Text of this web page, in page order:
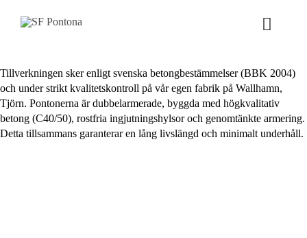
Toggle
VÅRT ERBJUDANDE
PRODUKTER
Tillverkningen sker enligt svenska betongbestämmelser (BBK 2004)
och under strikt kvalitetskontroll på vår egen fabrik på Wallhamn,
Tjörn. Pontonerna är dubbelarmerade, byggda med högkvalitativ
betong (C40/50), rostfria ingjutningshylsor och genomtänkte armering.
Detta tillsammans garanterar en lång livslängd och minimalt underhåll.